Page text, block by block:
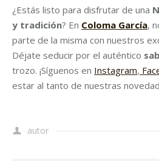
¿Estás listo para disfrutar de una
y tradición? En Coloma García,
parte de la misma con nuestros
Déjate seducir por el auténtico
trozo. ¡Síguenos en Instagram,
estar al tanto de nuestras
autor